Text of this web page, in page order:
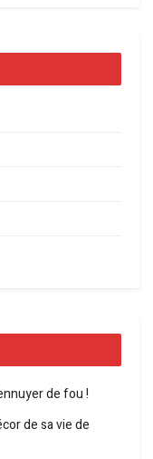
de fou !
de sa vie de